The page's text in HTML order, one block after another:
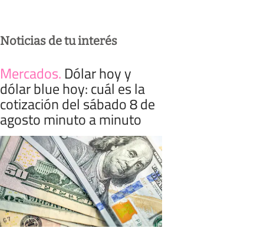
Noticias de tu interés
Mercados. Dólar hoy y
dólar blue hoy: cuál es la
cotización del sábado 8 de
agosto minuto a minuto